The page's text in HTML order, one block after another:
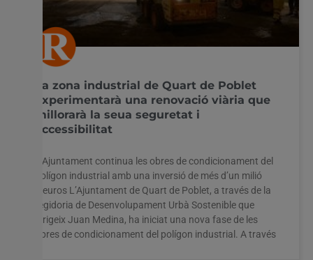
La zona industrial de Quart de Poblet
experimentarà una renovació viària que
millorarà la seua seguretat i
accessibilitat
L’Ajuntament continua les obres de condicionament del
polígon industrial amb una inversió de més d’un milió
d’euros L’Ajuntament de Quart de Poblet, a través de la
regidoria de Desenvolupament Urbà Sostenible que
dirigeix Juan Medina, ha iniciat una nova fase de les
obres de condicionament del polígon industrial. A través